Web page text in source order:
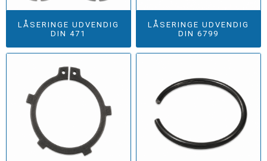
LÅSERINGE UDVENDIG
DIN 471
LÅSERINGE UDVENDIG
DIN 6799